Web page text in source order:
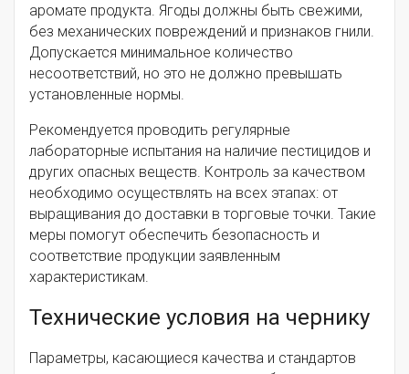
аромате продукта. Ягоды должны быть свежими,
без механических повреждений и признаков гнили.
Допускается минимальное количество
несоответствий, но это не должно превышать
установленные нормы.
Рекомендуется проводить регулярные
лабораторные испытания на наличие пестицидов и
других опасных веществ. Контроль за качеством
необходимо осуществлять на всех этапах: от
выращивания до доставки в торговые точки. Такие
меры помогут обеспечить безопасность и
соответствие продукции заявленным
характеристикам.
Технические условия на чернику
Параметры, касающиеся качества и стандартов